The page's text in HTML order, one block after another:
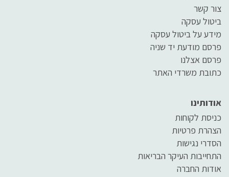
צור קשר
ביטול עסקה
מידע על ביטול עסקה
פרסם מודעת יד שניה
פרסם אצלנו
כתובת משרדי האתר
אודותינו
כניסת לקוחות
הצהרת פרטיות
הסדרי נגישות
התחייבות העיקר הבריאות
אודות החברה